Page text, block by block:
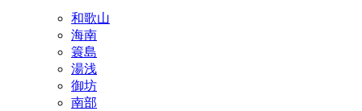
和歌山
海南
簑島
湯浅
御坊
南部